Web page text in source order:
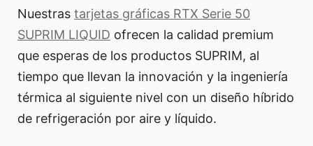
Nuestras tarjetas gráficas RTX Serie 50
SUPRIM LIQUID ofrecen la calidad premium
que esperas de los productos SUPRIM, al
tiempo que llevan la innovación y la ingeniería
térmica al siguiente nivel con un diseño híbrido
de refrigeración por aire y líquido.